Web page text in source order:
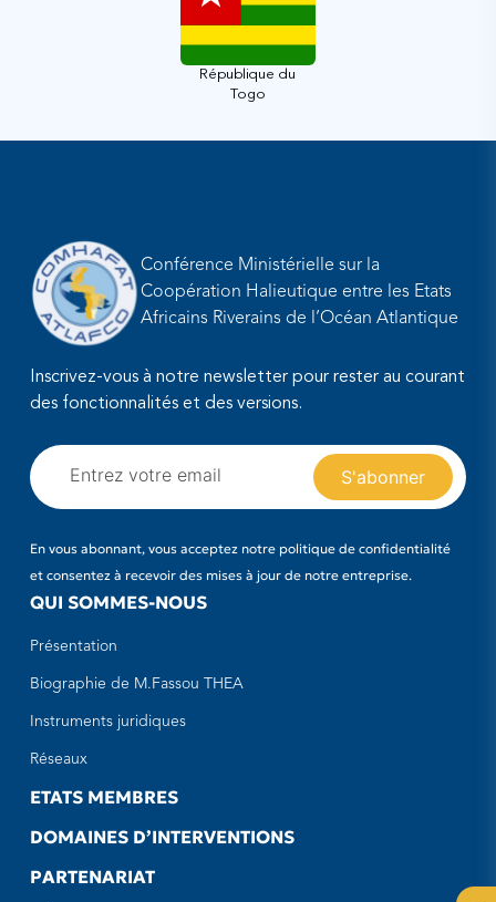
République du
Togo
Conférence Ministérielle sur la
Coopération Halieutique entre les Etats
Africains Riverains de l’Océan Atlantique
Inscrivez-vous à notre newsletter pour rester au courant
des fonctionnalités et des versions.
En vous abonnant, vous acceptez notre politique de confidentialité
et consentez à recevoir des mises à jour de notre entreprise.
QUI SOMMES-NOUS
Présentation
Biographie de M.Fassou THEA
Instruments juridiques
Réseaux
ETATS MEMBRES
DOMAINES D’INTERVENTIONS
PARTENARIAT